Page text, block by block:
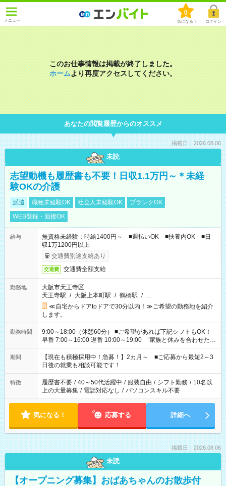
メニュー
0
気になる！ ログイン
このお仕事情報は掲載が終了しました。
ホームより再度アクセスしてください。
あなたの閲覧履歴からのオススメ
掲載日：2026.08.06
未読
志望動機も履歴書も不要！日収1.1万円～＊未経
験OKの介護
派遣 職種未経験OK 社会人未経験OK
ブランクOK
WEB登録・面接OK
給与
無資格未経験：時給1400円～ ■週払いOK ■扶養内OK ■日
収1万1200円以上
交通費別途支給あり
交通費 交通費全額支給
勤務地
大阪市天王寺区
天王寺駅 / 大阪上本町駅 / 鶴橋駅 / …
≪自宅からドアtoドアで30分以内！≫ご希望の勤務地を紹介
します。
勤務時間
9:00～18:00（休憩60分） ■ご希望があれば下記シフトもOK！
早番 7:00～16:00 遅番 10:00～19:00 「家族と休みを合わせた
い」 「余裕を持って夕飯の準備がしたい」 「できれば残業はし
たくない」 など、ご希望を教えてくださいね。 ※Wワーク希望
の方へ 今ご覧のお仕事で希望する勤務時間と、もう1つのお仕事
の勤務時間。 合計で週40時間を超える場合は応募できません。
期間
【現在も積極採用中！急募！】2カ月～ ■ご応募から最短2～3
日後の就業も相談可能です！
特徴 履歴書不要 / 40～50代活躍中 / 服装自由 / シフト勤務 / 10名以
上の大量募集 / 電話対応なし / パソコンスキル不要
気になる！ 応募する 詳細へ
掲載日：2026.08.06
未読
【オープニング募集】おばあちゃんのお散歩付